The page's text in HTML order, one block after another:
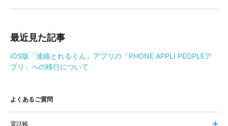
最近見た記事
iOS版「連絡とれるくん」アプリの「PHONE APPLI PEOPLEア
プリ」への移行について
よくあるご質問
電話帳